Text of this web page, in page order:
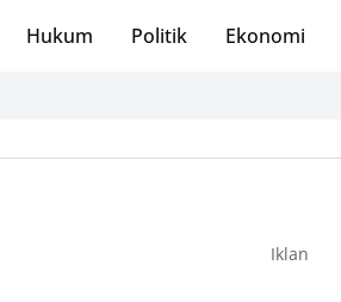
Hukum Politik Ekonomi
Iklan